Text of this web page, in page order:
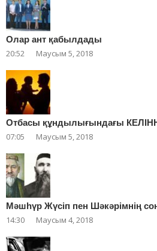
Олар ант қабылдады
20:52 Маусым 5, 2018
Отбасы құндылығындағы
07:05 Маусым 5, 2018
Мәшһүр Жүсіп пен Шәкәрімнің
14:30 Маусым 4, 2018